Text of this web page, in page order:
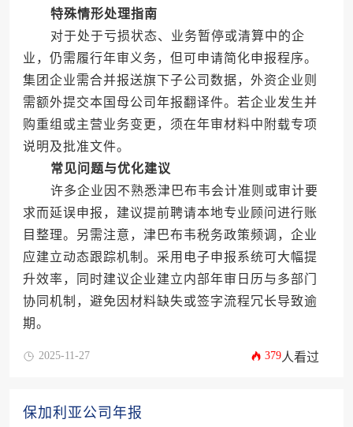
特殊情形处理指南
对于处于亏损状态、业务暂停或清算中的企
业，仍需履行年审义务，但可申请简化申报程序。
集团企业需合并报送旗下子公司数据，外资企业则
需额外提交本国母公司年报翻译件。若企业发生并
购重组或主营业务变更，须在年审材料中附载专项
说明及批准文件。
常见问题与优化建议
许多企业因不熟悉津巴布韦会计准则或审计要
求而延误申报，建议提前聘请本地专业顾问进行账
目整理。另需注意，津巴布韦税务政策频调，企业
应建立动态跟踪机制。采用电子申报系统可大幅提
升效率，同时建议企业建立内部年审日历与多部门
协同机制，避免因材料缺失或签字流程冗长导致逾
期。
2025-11-27 379人看过
保加利亚公司年报